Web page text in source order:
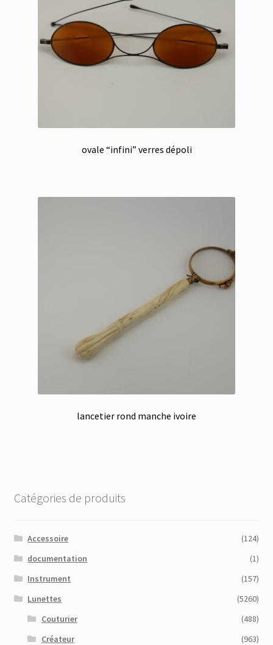
ovale “infini” verres dépoli
lancetier rond manche ivoire
Catégories de produits
Accessoire
(124)
documentation
(1)
Instrument
(157)
Lunettes
(5260)
Couturier
(488)
Créateur
(963)